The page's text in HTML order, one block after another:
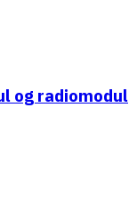
og radiomodul